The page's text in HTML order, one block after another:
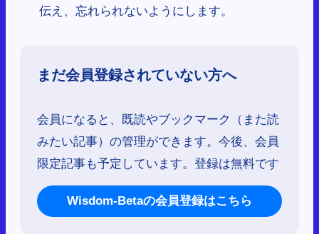
伝え、忘れられないようにします。
まだ会員登録されていない方へ
会員になると、既読やブックマーク（また読
みたい記事）の管理ができます。今後、会員
限定記事も予定しています。登録は無料です
Wisdom-Betaの会員登録はこちら